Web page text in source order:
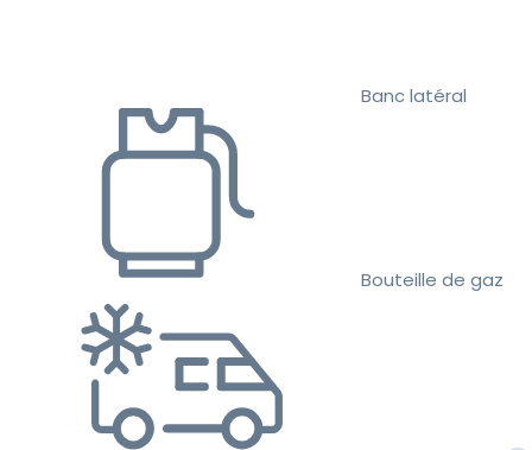
Banc latéral
Bouteille de gaz